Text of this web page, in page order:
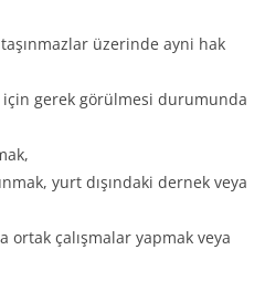
üzerinde ayni hak
için gerek görülmesi durumunda
yurt dışındaki dernek veya
çalışmalar yapmak veya